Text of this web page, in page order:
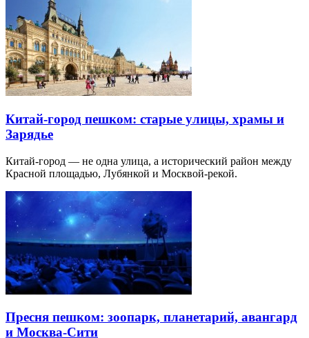
Китай-город пешком: старые улицы, храмы и
Зарядье
Китай-город — не одна улица, а исторический район между
Красной площадью, Лубянкой и Москвой-рекой.
Пресня пешком: зоопарк, планетарий, авангард
и Москва-Сити